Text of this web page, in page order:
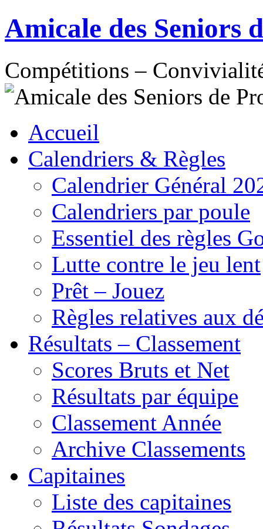
Aller
au
contenu
Amicale des Seniors
Compétitions –
Accueil
Calendriers & Règles
Calendrier Général
Calendriers par poule
Essentiel des règles
Lutte contre le jeu lent
Prêt – Jouez
Règles relatives aux
Résultats – Classement
Scores Bruts et Net
Résultats par équipe
Classement Année
Archive Classements
Capitaines
Liste des capitaines